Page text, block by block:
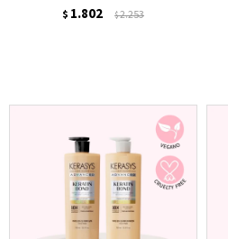
$ 1.802 $2.253